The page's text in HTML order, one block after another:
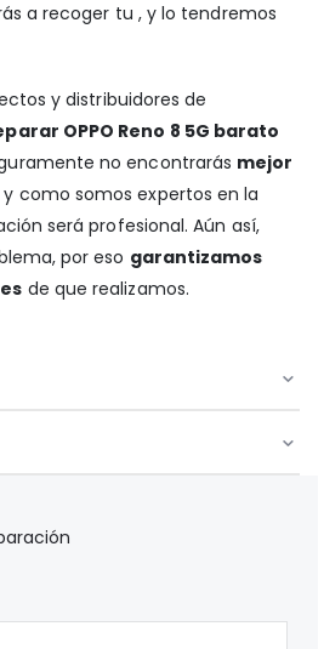
a recoger tu , y lo tendremos
y distribuidores de
OPPO Reno 8 5G barato
no encontrarás mejor
y como somos expertos en la
será profesional. Aún así,
por eso garantizamos
de que realizamos.